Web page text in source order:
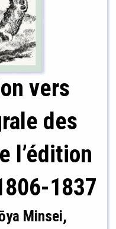
vers
des
l’édition
1837
Minsei,